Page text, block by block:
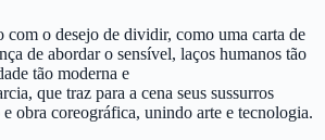
com o desejo de dividir, como uma carta de
de abordar o sensível, laços humanos tão
tão moderna e
que traz para a cena seus sussurros
obra coreográfica, unindo arte e tecnologia.